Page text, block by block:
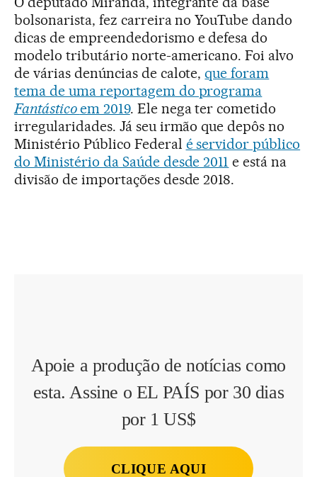
bolsonarista, fez carreira no YouTube dando
dicas de empreendedorismo e defesa do
modelo tributário norte-americano. Foi alvo
de várias denúncias de calote,que foram
tema de uma reportagem do programa
Fantásticoem 2019. Ele nega ter cometido
irregularidades. Já seu irmão que depôs no
Ministério Público Federal é servidor público
do Ministério da Saúde desde 2011 e está na
divisão de importações desde 2018.
Apoie a produção de notícias como
esta. Assine o EL PAÍS por 30 dias
por 1 US$
CLIQUE AQUI